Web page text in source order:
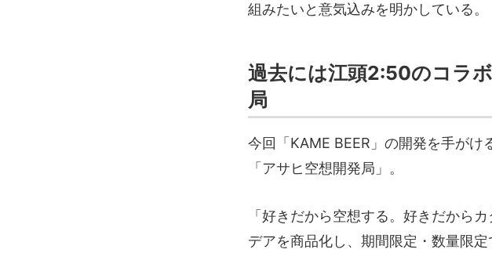
組みたいと意気込みを明かしている。
過去には江頭2:50のコラ
局
今回「KAME BEER」の開発を手がけ
「アサヒ空想開発局」。
「好きだから空想する。好きだから
デアを商品化し、期間限定・数量限定